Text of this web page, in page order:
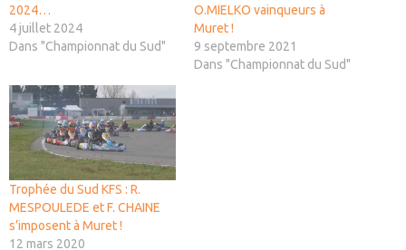
2024…
4 juillet 2024
Dans "Championnat du Sud"
O.MIELKO vainqueurs à
Muret !
9 septembre 2021
Dans "Championnat du Sud"
Trophée du Sud KFS : R.
MESPOULEDE et F. CHAINE
s’imposent à Muret !
12 mars 2020